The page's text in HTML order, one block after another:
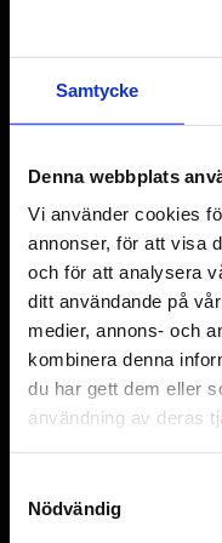
Samtycke
Denna webbplats
Vi använder cookies
annonser, för att visa
och för att analysera
ditt användande på
medier, annons- och
kombinera denna
du har gett dem eller
användning av deras
Nödvändig
11 augusti:
Magiska systrar
firar vi med att
bio igen.Inför
Magic: Family
systrar till
den älskade
Magic
kommer från en